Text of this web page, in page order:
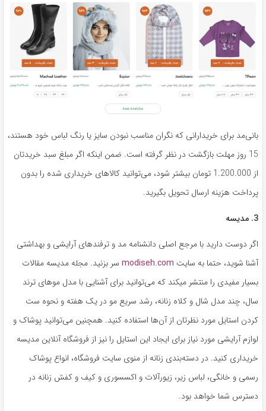
بانی‌مد برای خریدارانی که نگران مناسب نبودن سایز یا رنگ لباس خود هستند،
15 روز مهلت بازگشت در نظر گرفته است. ضمن اینکه اگر مبلغ سبد خریدتان
از 1.200.000 تومان بیشتر شود، می‌توانید کالاهای خریداری شده را بدون
پرداخت هزینه ارسال تحویل بگیرید.
3. مدیسه
اگر دوست دارید با مرجع اصلی دانشنامه مد و ترفندهای آرایشی و بهداشتی
آشنا شوید، حتما به سایت modiseh.com سر بزنید. مجله مدیسه مقالات
بسیار مفیدی را منتشر می‎کند که می‌توانید برای آشنایی با مدل موهای ترند
سال، چند مدل شال و کلاه زنانه، رشد سریع مو در یک هفته و نحوه ست
کردن استایل مورد نظرتان از آن‌ها استفاده کنید. همچنین می‌توانید پوشاک و
لوازم آرایشی مورد نیاز برای ایجاد این استایل را نیز از فروشگاه آنلاین مدیسه
خریداری کنید. در دسته‌بندی زنانه از منوی سایت فروشگاه، انواع پوشاک
رسمی و خانگی، لباس زیر، زیورآلات و اکسسوری و کیف و کفش زنانه در
دسترس شما خواهد بود.